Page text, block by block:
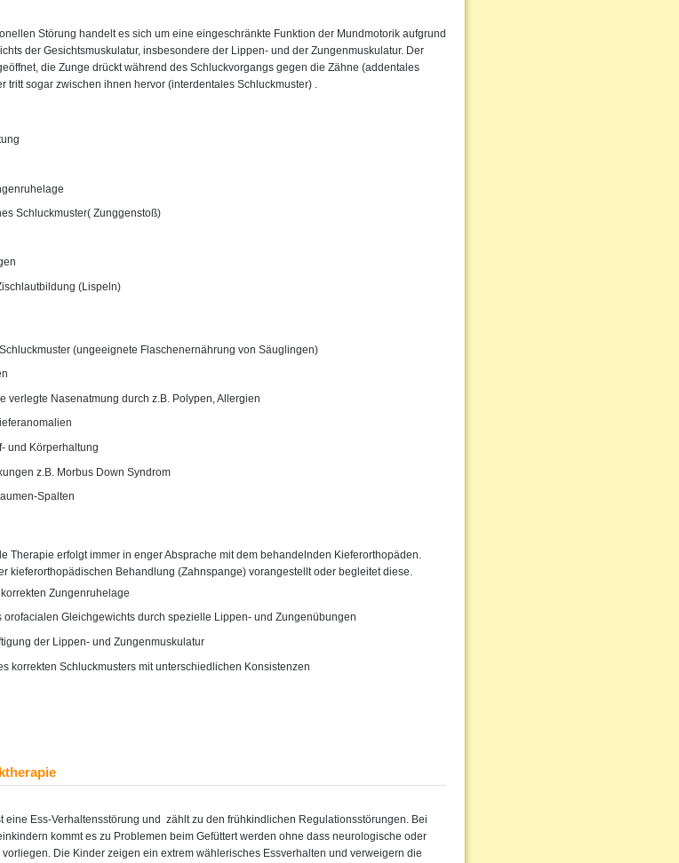
Störung handelt es sich um eine eingeschränkte Funktion der Mundmotorik aufgrund
der Gesichtsmuskulatur, insbesondere der Lippen- und der Zungenmuskulatur. Der
die Zunge drückt während des Schluckvorgangs gegen die Zähne (addentales
tritt sogar zwischen ihnen hervor (interdentales Schluckmuster) .
Schluckmuster( Zunggenstoß)
(Lispeln)
(ungeeignete Flaschenernährung von Säuglingen)
verlegte Nasenatmung durch z.B. Polypen, Allergien
und Körperhaltung
z.B. Morbus Down Syndrom
Spalten
Therapie erfolgt immer in enger Absprache mit dem behandelnden Kieferorthopäden.
kieferorthopädischen Behandlung (Zahnspange) vorangestellt oder begleitet diese.
Zungenruhelage
orofacialen Gleichgewichts durch spezielle Lippen- und Zungenübungen
der Lippen- und Zungenmuskulatur
korrekten Schluckmusters mit unterschiedlichen Konsistenzen
eine Ess-Verhaltensstörung und zählt zu den frühkindlichen Regulationsstörungen. Bei
kommt es zu Problemen beim Gefüttert werden ohne dass neurologische oder
Die Kinder zeigen ein extrem wählerisches Essverhalten und verweigern die